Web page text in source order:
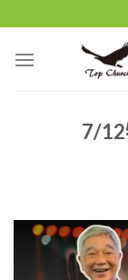
to
content
7/12